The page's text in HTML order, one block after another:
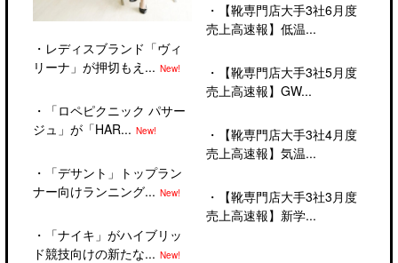
・ レディスブランド「ヴィ
リーナ」が押切もえ... New!
・
「ロペピクニック パサー
ジュ」が「HAR... New!
・
「デサント」トップラン
ナー向けランニング... New!
・
「ナイキ」がハイブリッ
ド競技向けの新たな... New!
・
【靴専門店大手3社6月度
売上高速報】低温...
・
【靴専門店大手3社5月度
売上高速報】GW...
・
【靴専門店大手3社4月度
売上高速報】気温...
・
【靴専門店大手3社3月度
売上高速報】新学...